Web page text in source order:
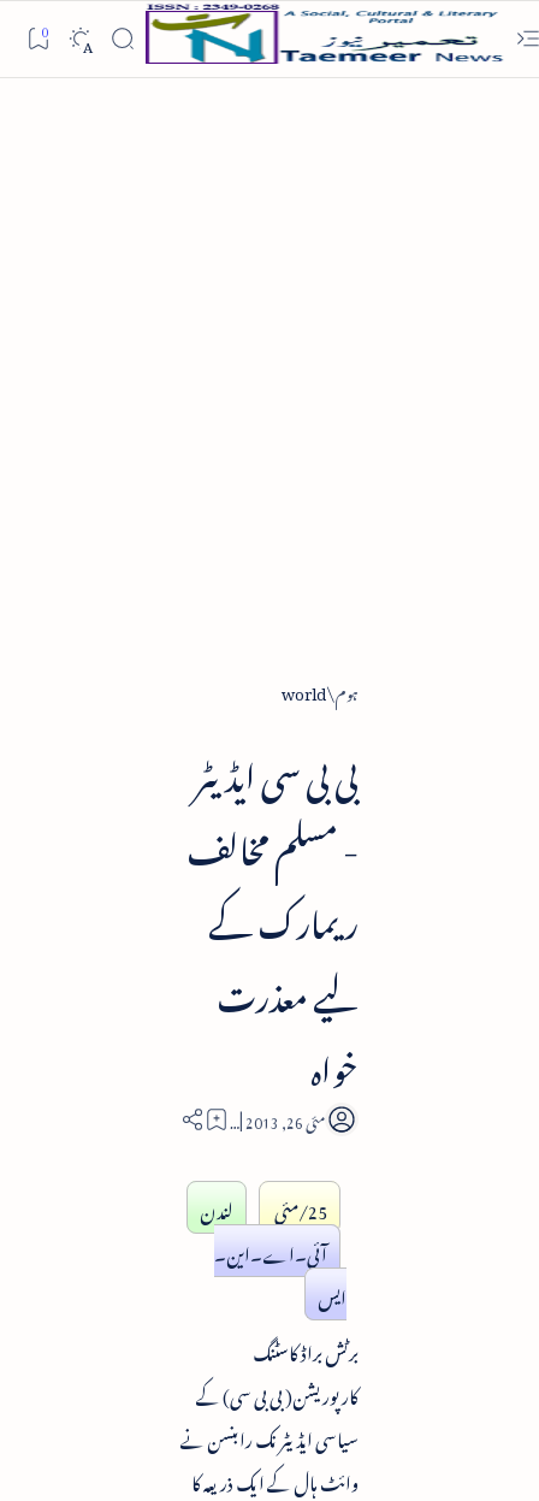
ہوم world
بی بی سی ایڈیٹر
- مسلم مخالف
ریمارک کے
لیے معذرت
خواہ
1
25/مئی
لندن
آئی۔اے۔این۔
ایس
برٹش براڈ کاسٹنگ
کارپوریشن( بی بی سی) کے
سیاسی ایڈیٹر نک رابنسن نے
وائٹ ہال کے ایک ذریعہ کا